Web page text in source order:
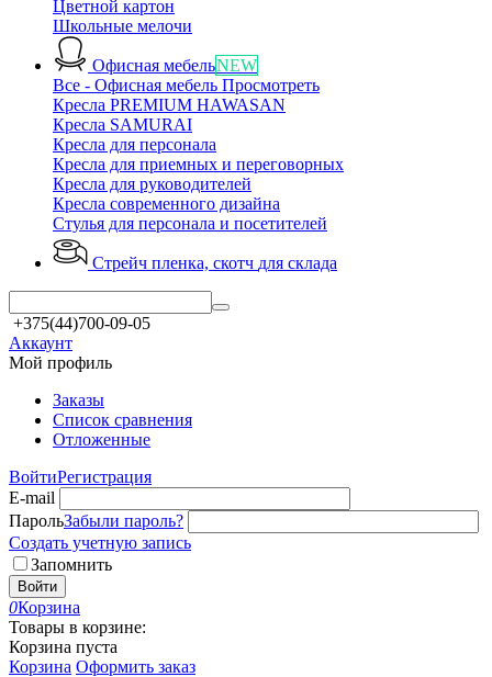
Цветной картон
Школьные мелочи
Офисная мебельNEW
Все - Офисная мебель Просмотреть
Кресла PREMIUM HAWASAN
Кресла SAMURAI
Кресла для персонала
Кресла для приемных и переговорных
Кресла для руководителей
Кресла современного дизайна
Стулья для персонала и посетителей
Стрейч пленка, скотч для склада
+375(44)700-09-05
Аккаунт
Мой профиль
Заказы
Список сравнения
Отложенные
ВойтиРегистрация
E-mail
ПарольЗабыли пароль?
Создать учетную запись
Запомнить
Войти
0Корзина
Товары в корзине:
Корзина пуста
Корзина Оформить заказ